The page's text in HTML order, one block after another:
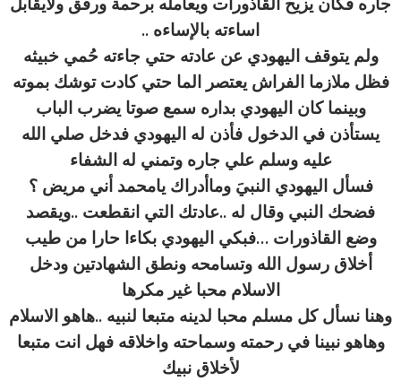
اساءته بالإساءه ..
ولم يتوقف اليهودي عن عادته حتي جاءته حُمي خبيثه
فظل ملازما الفراش يعتصر الما حتي كادت توشك بموته
وبينما كان اليهودي بداره سمع صوتا يضرب الباب
يستأذن في الدخول فأذن له اليهودي فدخل صلي الله
عليه وسلم علي جاره وتمني له الشفاء
فسأل اليهودي النبيَ وماأدراك يامحمد أني مريض ؟
فضحك النبي وقال له ..عادتك التي انقطعت ..ويقصد
وضع القاذورات …فبكي اليهودي بكاءا حارا من طيب
أخلاق رسول الله وتسامحه ونطق الشهادتين ودخل
الاسلام محبا غير مكرها
وهنا نسأل كل مسلم محبا لدينه متبعا لنبيه ..هاهو الاسلام
وهاهو نبينا في رحمته وسماحته واخلاقه فهل انت متبعا
لأخلاق نبيك